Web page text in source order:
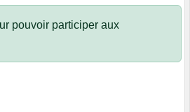
pouvoir participer aux